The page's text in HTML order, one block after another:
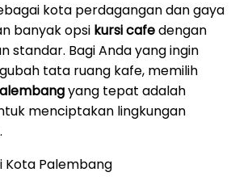
kota perdagangan dan gaya
banyak opsi kursi cafedengan
standar. Bagi Anda yang ingin
tata ruang kafe, memilih
yang tepat adalah
menciptakan lingkungan